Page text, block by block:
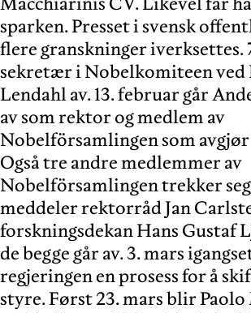
sparken. Presset i svensk
flere granskninger iverksettes.
sekretær i Nobelkomiteen ved
Lendahl av. 13. februar går
av som rektor og medlem av
Nobelförsamlingen som
Også tre andre medlemmer av
Nobelförsamlingen trekker
meddeler rektorråd Jan
forskningsdekan Hans Gustaf
de begge går av. 3. mars
regjeringen en prosess for å
styre. Først 23. mars blir